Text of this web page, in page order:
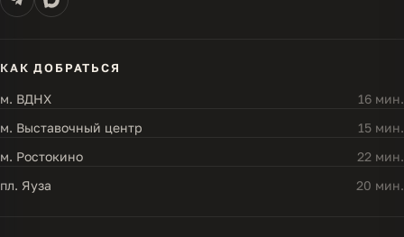
КАК ДОБРАТЬСЯ
м. ВДНХ
16 мин.
м. Выставочный центр
15 мин.
м. Ростокино
22 мин.
пл. Яуза
20 мин.